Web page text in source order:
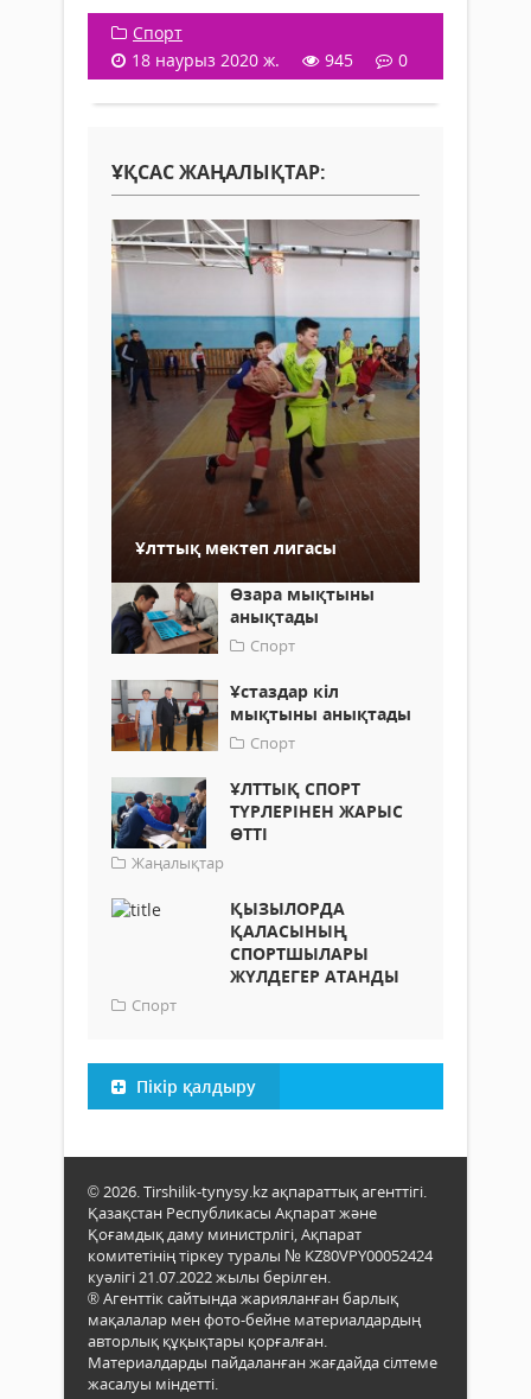
Спорт
18 наурыз 2020 ж.
945 0
ҰҚСАС ЖАҢАЛЫҚТАР:
Ұлттық мектеп лигасы
Өзара мықтыны
анықтады
Спорт
Ұстаздар кіл
мықтыны анықтады
Спорт
ҰЛТТЫҚ СПОРТ
ТҮРЛЕРІНЕН ЖАРЫС
ӨТТІ
Жаңалықтар
ҚЫЗЫЛОРДА
ҚАЛАСЫНЫҢ
СПОРТШЫЛАРЫ
ЖҮЛДЕГЕР АТАНДЫ
Спорт
Пікір қалдыру
© 2026. Tirshilik-tynysy.kz ақпараттық агенттігі.
Қазақстан Республикасы Ақпарат және
Қоғамдық даму министрлігі, Ақпарат
комитетінің тіркеу туралы № KZ80VPY00052424
куәлігі 21.07.2022 жылы берілген.
® Агенттік сайтында жарияланған барлық
мақалалар мен фото-бейне материалдардың
авторлық құқықтары қорғалған.
Материалдарды пайдаланған жағдайда сілтеме
жасалуы міндетті.